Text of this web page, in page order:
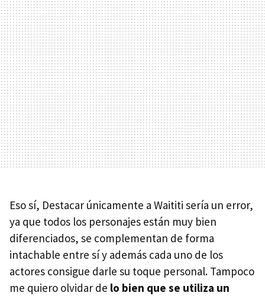
Eso sí, Destacar únicamente a Waititi sería un error,
ya que todos los personajes están muy bien
diferenciados, se complementan de forma
intachable entre sí y además cada uno de los
actores consigue darle su toque personal. Tampoco
me quiero olvidar de lo bien que se utiliza un